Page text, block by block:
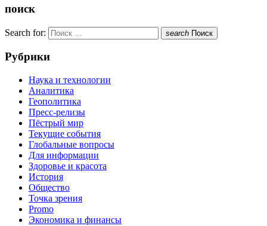
поиск
Search for: search Поиск
Рубрики
Наука и технологии
Аналитика
Геополитика
Пресс-релизы
Пёстрый мир
Текущие события
Глобальные вопросы
Для информации
Здоровье и красота
История
Общество
Точка зрения
Promo
Экономика и финансы